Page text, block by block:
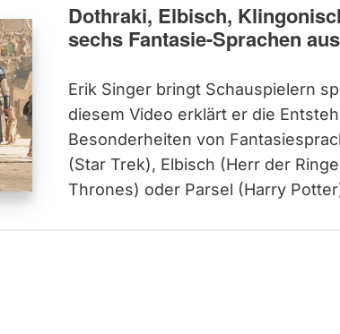
Dothraki, Elbisch,
sechs Fantasie-Sprachen
Erik Singer bringt Schauspielern
diesem Video erklärt er die
Besonderheiten von
(Star Trek), Elbisch (Herr der
Thrones) oder Parsel (Harry